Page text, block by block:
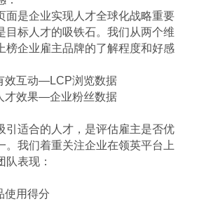
面是企业实现人才全球化战略重要
目标人才的吸铁石。我们从两个维
榜企业雇主品牌的了解程度和好感
效互动—LCP浏览数据
才效果—企业粉丝数据
引适合的人才，是评估雇主是否优
。我们着重关注企业在领英平台上
队表现：
使用得分